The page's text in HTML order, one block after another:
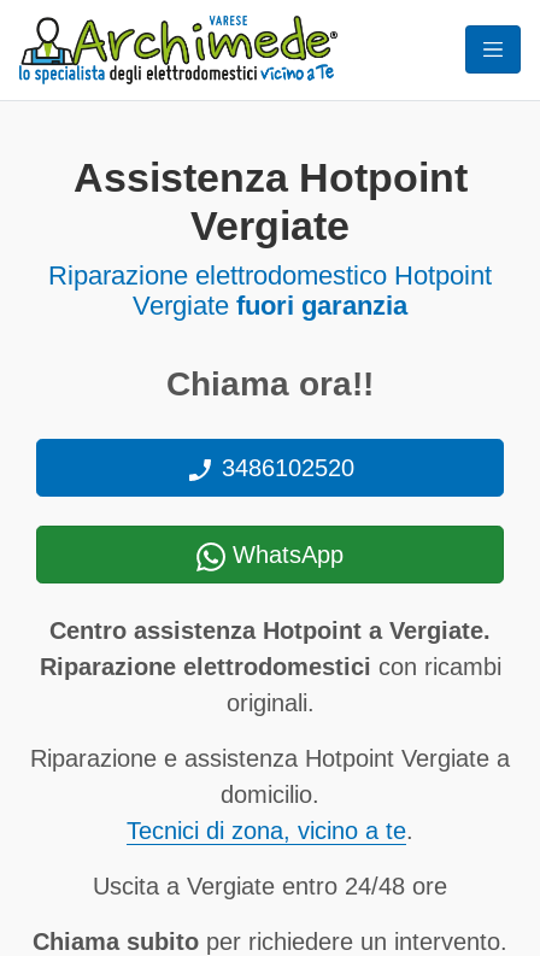
Assistenza Hotpoint
Vergiate
Riparazione elettrodomestico Hotpoint
Vergiate fuori garanzia
Chiama ora!!
3486102520
WhatsApp
Centro assistenza Hotpoint a Vergiate.
Riparazione elettrodomestici con ricambi
originali.
Riparazione e assistenza Hotpoint Vergiate a
domicilio.
Tecnici di zona, vicino a te.
Uscita a Vergiate entro 24/48 ore
Chiama subito per richiedere un intervento.